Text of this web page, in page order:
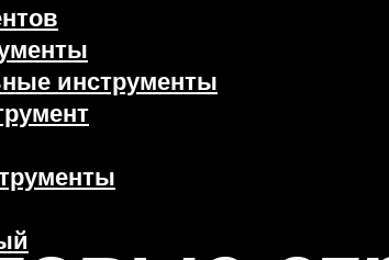
инструменты